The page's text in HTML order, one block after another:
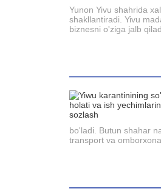
Yunon Yivu shahrida
shakllantiradi. Yivu
biznesni o'ziga jalb
bo'ladi. Butun shahar
transport va